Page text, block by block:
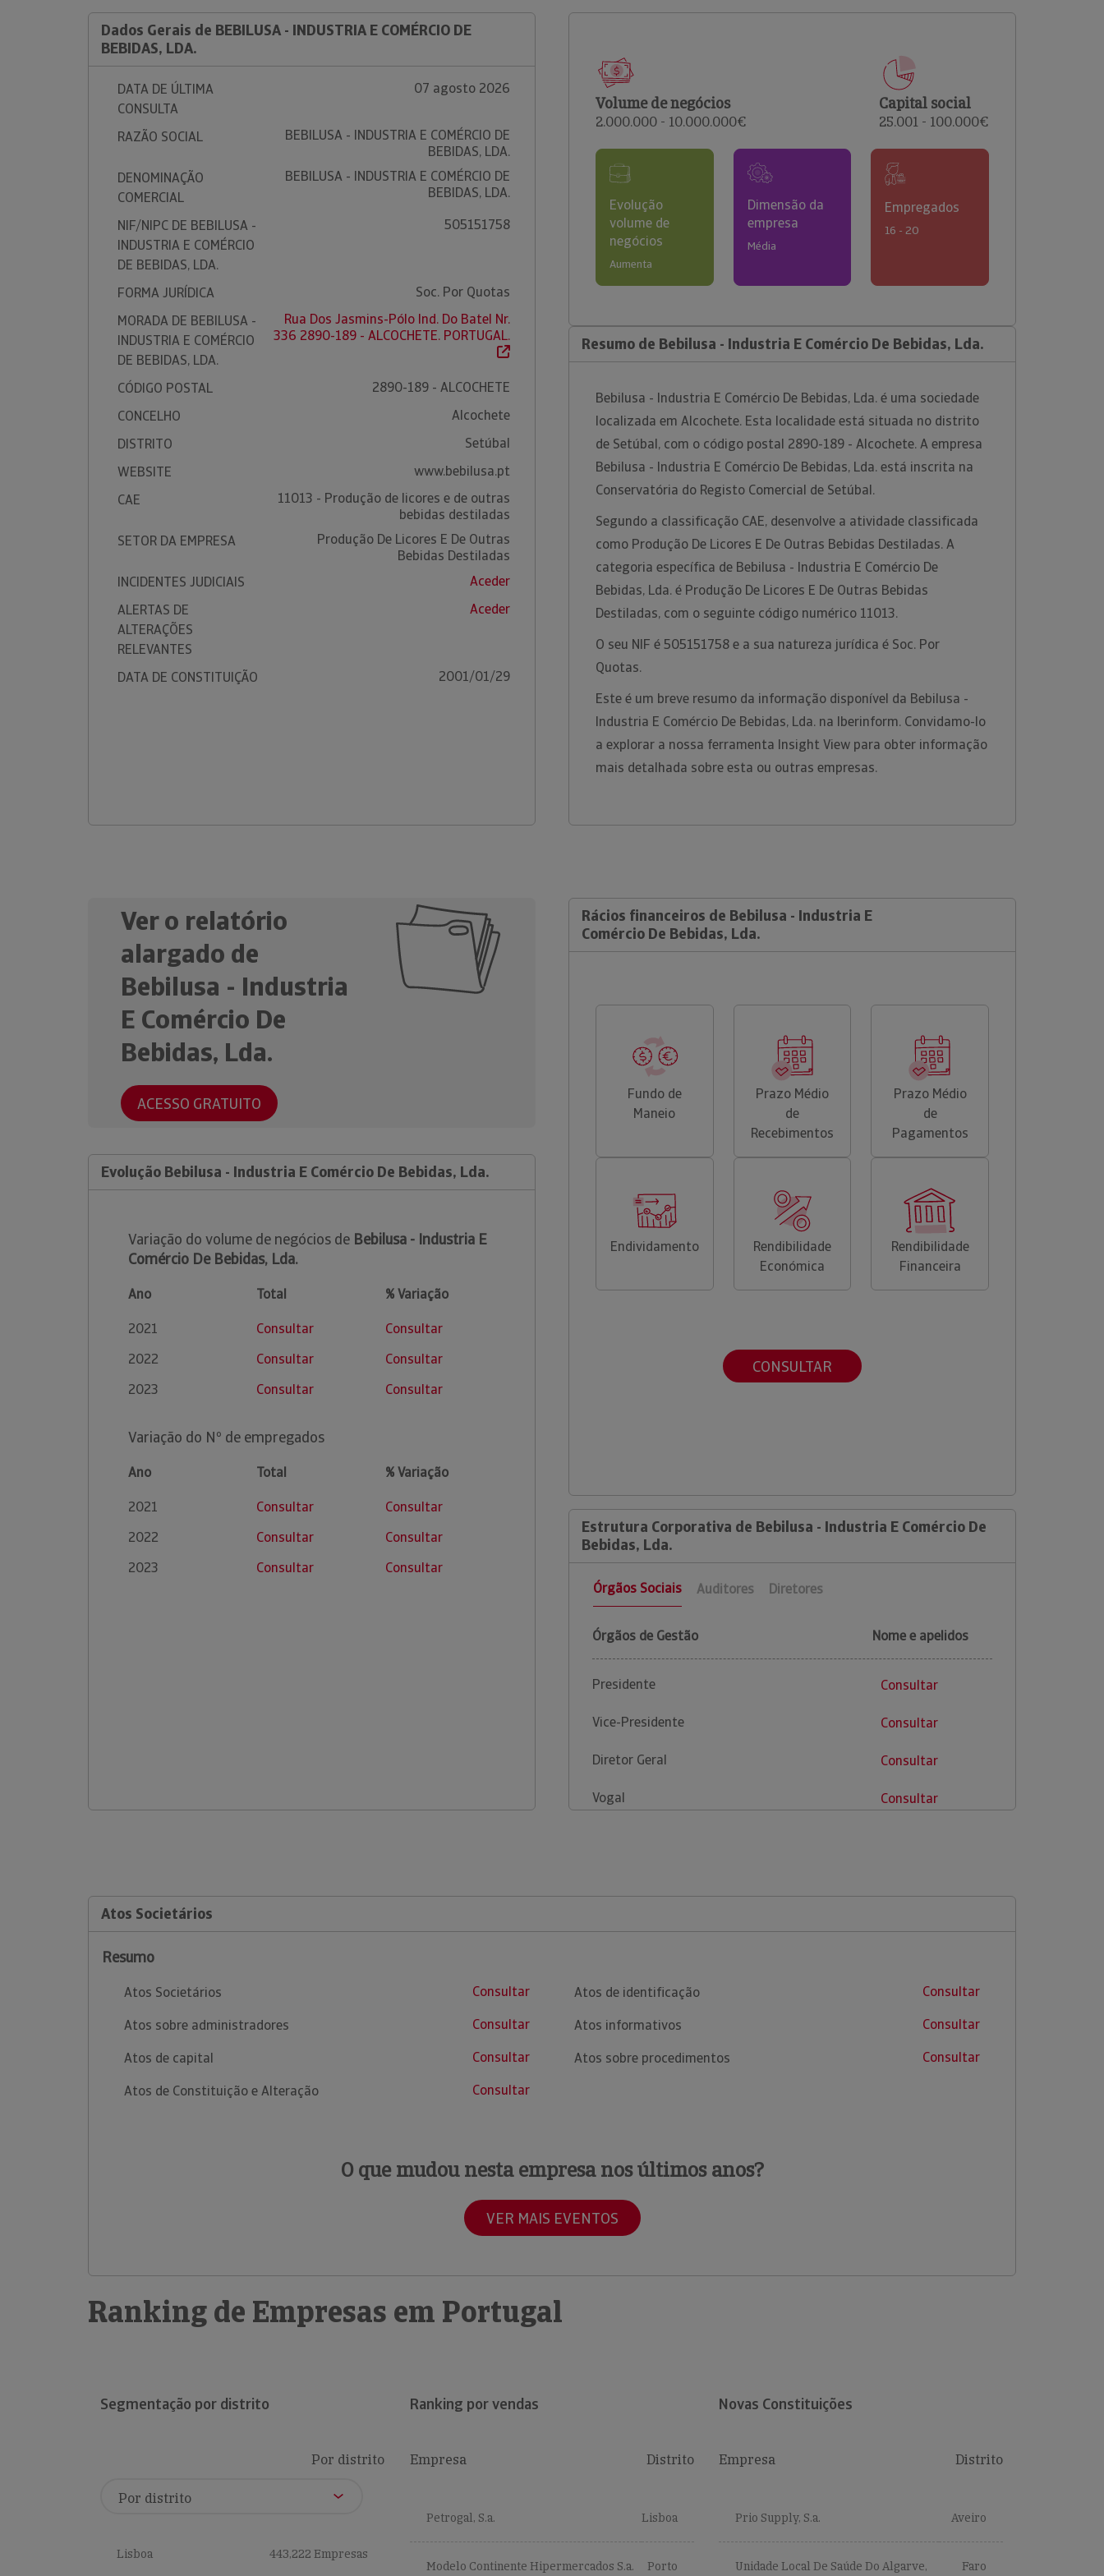
comerciais e analisar o risco de incumprimento dos
Dados Gerais de BEBILUSA - INDUSTRIA E COMÉRCIO DE
BEBIDAS, LDA.
DATA DE ÚLTIMA
CONSULTA
07 agosto 2026
RAZÃO SOCIAL
BEBILUSA - INDUSTRIA E COMÉRCIO DE
BEBIDAS, LDA.
DENOMINAÇÃO
COMERCIAL
BEBILUSA - INDUSTRIA E COMÉRCIO DE
BEBIDAS, LDA.
NIF/NIPC DE BEBILUSA -
INDUSTRIA E COMÉRCIO
DE BEBIDAS, LDA.
505151758
FORMA JURÍDICA
Soc. Por Quotas
MORADA DE BEBILUSA -
INDUSTRIA E COMÉRCIO
DE BEBIDAS, LDA.
Rua Dos Jasmins-Pólo Ind. Do Batel Nr.
336 2890-189 - ALCOCHETE. PORTUGAL.
CÓDIGO POSTAL
2890-189 - ALCOCHETE
CONCELHO
Alcochete
DISTRITO
Setúbal
WEBSITE
www.bebilusa.pt
CAE
11013 - Produção de licores e de outras
bebidas destiladas
SETOR DA EMPRESA
Produção De Licores E De Outras
Bebidas Destiladas
INCIDENTES JUDICIAIS
Aceder
ALERTAS DE
ALTERAÇÕES
RELEVANTES
Aceder
DATA DE CONSTITUIÇÃO 2001/01/29
Volume de negócios
2.000.000 - 10.000.000€
Capital social
25.001 - 100.000€
Evolução
volume de
negócios
Aumenta
Dimensão da
empresa
Média
Empregados
16 - 20
Resumo de Bebilusa - Industria E Comércio De Bebidas, Lda.
Bebilusa - Industria E Comércio De Bebidas, Lda. é uma sociedade
localizada em Alcochete. Esta localidade está situada no distrito
de Setúbal, com o código postal 2890-189 - Alcochete. A empresa
Bebilusa - Industria E Comércio De Bebidas, Lda. está inscrita na
Conservatória do Registo Comercial de Setúbal.
Segundo a classificação CAE, desenvolve a atividade classificada
como Produção De Licores E De Outras Bebidas Destiladas. A
categoria específica de Bebilusa - Industria E Comércio De
Bebidas, Lda. é Produção De Licores E De Outras Bebidas
Destiladas, com o seguinte código numérico 11013.
O seu NIF é 505151758 e a sua natureza jurídica é Soc. Por
Quotas.
Este é um breve resumo da informação disponível da Bebilusa -
Industria E Comércio De Bebidas, Lda. na Iberinform. Convidamo-lo
a explorar a nossa ferramenta Insight View para obter informação
mais detalhada sobre esta ou outras empresas.
Ver o relatório
alargado de
Bebilusa - Industria
E Comércio De
Bebidas, Lda.
ACESSO GRATUITO
Evolução Bebilusa - Industria E Comércio De Bebidas, Lda.
Variação do volume de negócios de Bebilusa - Industria E
Comércio De Bebidas, Lda.
Ano Total
% Variação
2021
Consultar
Consultar
2022
Consultar
Consultar
2023
Consultar Consultar
Variação do Nº de empregados
Ano Total
% Variação
2021
Consultar
Consultar
2022
Consultar
Consultar
2023
Consultar Consultar
Rácios financeiros de Bebilusa - Industria E
Comércio De Bebidas, Lda.
Fundo de
Maneio
Prazo Médio
de
Recebimentos
Prazo Médio
de
Pagamentos
Endividamento
Rendibilidade
Económica
Rendibilidade
Financeira
CONSULTAR
Estrutura Corporativa de Bebilusa - Industria E Comércio De
Bebidas, Lda.
Órgãos Sociais Auditores Diretores
Órgãos de Gestão Nome e apelidos
Presidente Consultar
Vice-Presidente Consultar
Diretor Geral Consultar
Vogal Consultar
Atos Societários
Resumo
Atos Societários
Consultar
Atos sobre administradores
Consultar
Atos de capital
Consultar
Atos de Constituição e Alteração
Consultar
Atos de identificação
Consultar
Atos informativos
Consultar
Atos sobre procedimentos
Consultar
O que mudou nesta empresa nos últimos anos?
VER MAIS EVENTOS
Ranking de Empresas em Portugal
Segmentação por distrito
Por distrito
Lisboa 443,222 Empresas
Ranking por vendas
Empresa Distrito
Petrogal, S.a. Lisboa
Modelo Continente Hipermercados S.a. Porto
Novas Constituições
Empresa Distrito
Prio Supply, S.a. Aveiro
Unidade Local De Saúde Do Algarve,
Faro